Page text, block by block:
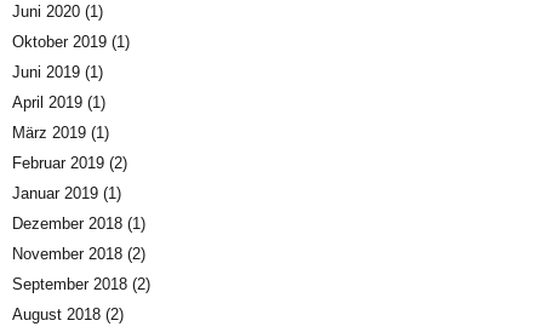
Juni 2020 (1)
Oktober 2019 (1)
Juni 2019 (1)
April 2019 (1)
März 2019 (1)
Februar 2019 (2)
Januar 2019 (1)
Dezember 2018 (1)
November 2018 (2)
September 2018 (2)
August 2018 (2)